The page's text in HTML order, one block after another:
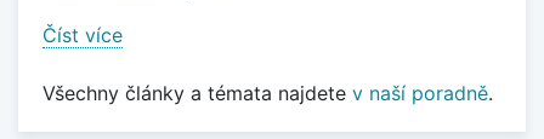
Číst více
Všechny články a témata najdete v naší poradně.